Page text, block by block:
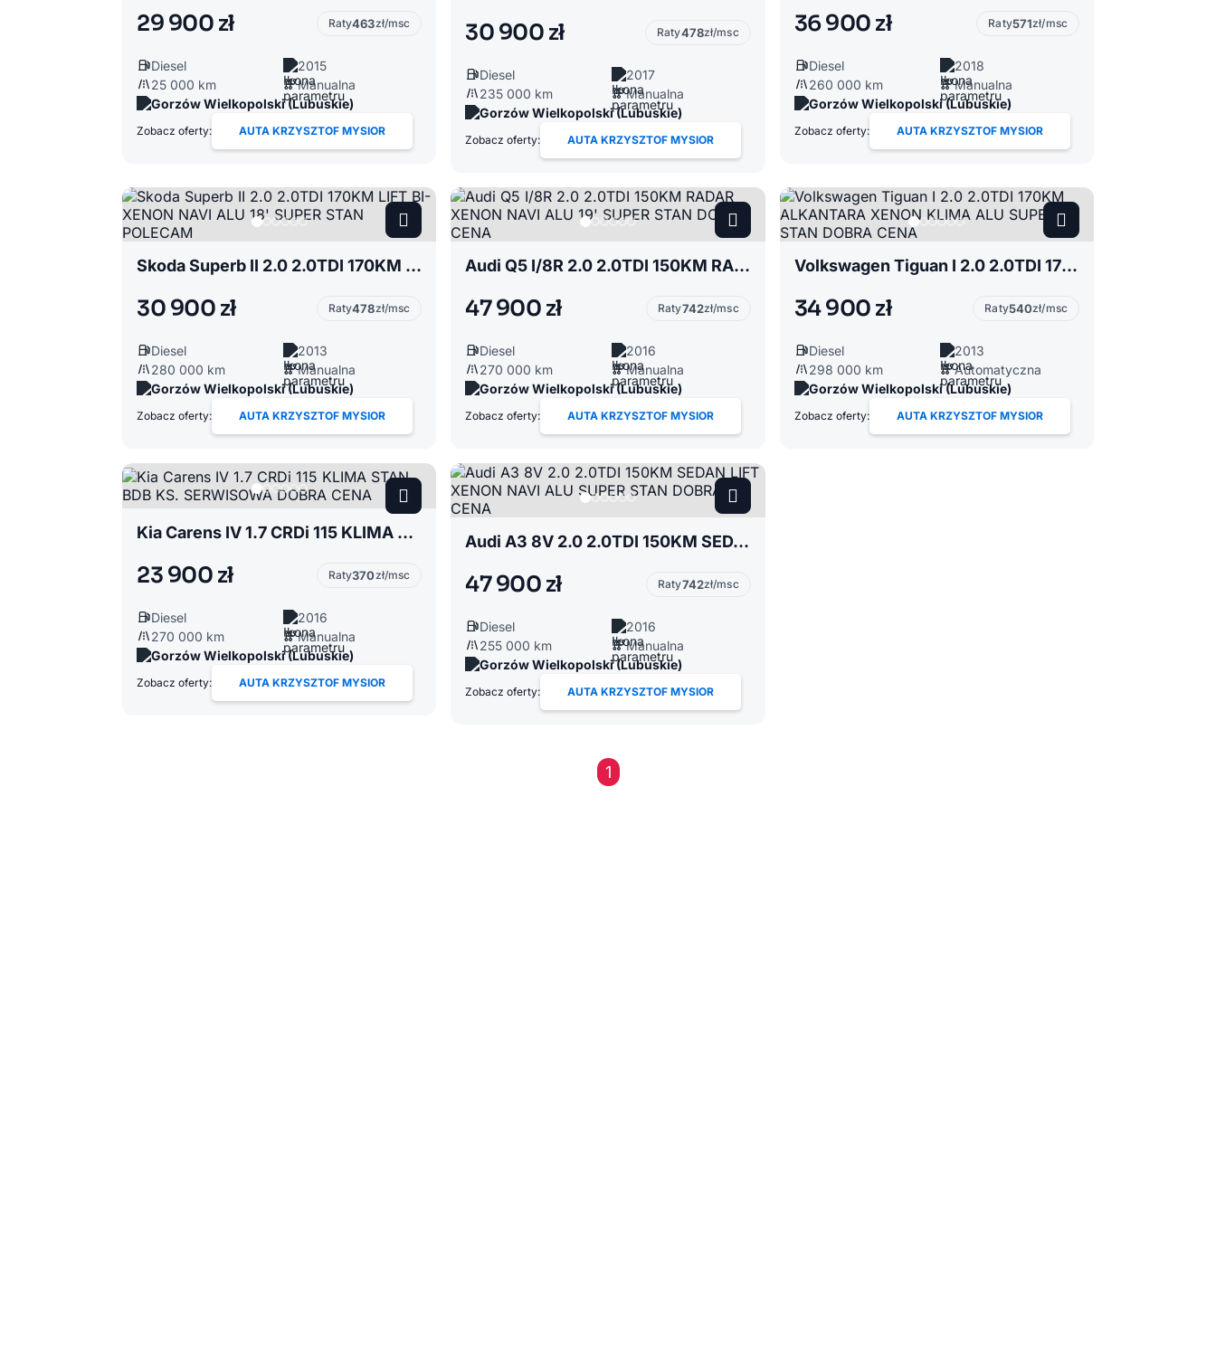
29 900 zł Raty463zł/msc
Diesel
2015
25 000 km
Manualna
Gorzów Wielkopolski (Lubuskie)
Zobacz oferty: AUTA KRZYSZTOF MYSIOR
30 900 zł Raty478zł/msc
Diesel
2017
235 000 km
Manualna
Gorzów Wielkopolski (Lubuskie)
Zobacz oferty: AUTA KRZYSZTOF MYSIOR
36 900 zł Raty571zł/msc
Diesel
2018
260 000 km
Manualna
Gorzów Wielkopolski (Lubuskie)
Zobacz oferty: AUTA KRZYSZTOF MYSIOR
Skoda Superb II 2.0 2.0TDI 170KM LIFT BI-XENON NAVI ALU 18' SUPER STAN POLECAM
30 900 zł Raty478zł/msc
Diesel
2013
280 000 km
Manualna
Gorzów Wielkopolski (Lubuskie)
Zobacz oferty: AUTA KRZYSZTOF MYSIOR
Audi Q5 I/8R 2.0 2.0TDI 150KM RADAR XENON NAVI ALU 19' SUPER STAN DOBRA CENA
47 900 zł Raty742zł/msc
Diesel
2016
270 000 km
Manualna
Gorzów Wielkopolski (Lubuskie)
Zobacz oferty: AUTA KRZYSZTOF MYSIOR
Volkswagen Tiguan I 2.0 2.0TDI 170KM ALKANTARA XENON KLIMA ALU SUPER STAN DOBRA CENA
34 900 zł Raty540zł/msc
Diesel
2013
298 000 km
Automatyczna
Gorzów Wielkopolski (Lubuskie)
Zobacz oferty: AUTA KRZYSZTOF MYSIOR
Kia Carens IV 1.7 CRDi 115 KLIMA STAN BDB KS. SERWISOWA DOBRA CENA
23 900 zł Raty370zł/msc
Diesel
2016
270 000 km
Manualna
Gorzów Wielkopolski (Lubuskie)
Zobacz oferty: AUTA KRZYSZTOF MYSIOR
Audi A3 8V 2.0 2.0TDI 150KM SEDAN LIFT XENON NAVI ALU SUPER STAN DOBRA CENA
47 900 zł Raty742zł/msc
Diesel
2016
255 000 km
Manualna
Gorzów Wielkopolski (Lubuskie)
Zobacz oferty: AUTA KRZYSZTOF MYSIOR
1